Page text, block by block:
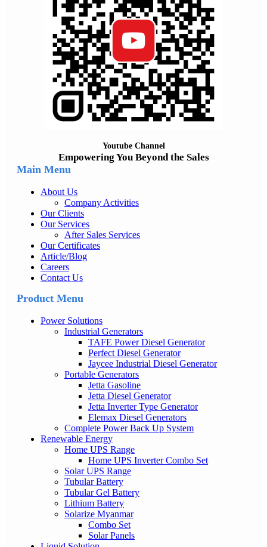
Youtube Channel
Empowering You Beyond the Sales
Main Menu
About Us
Company Activities
Our Clients
Our Services
After Sales Services
Our Certificates
Article/Blog
Careers
Contact Us
Product Menu
Power Solutions
Industrial Generators
TAFE Power Diesel Generator
Perfect Diesel Generator
Jaycee Industrial Diesel Generator
Portable Generators
Jetta Gasoline
Jetta Diesel Generator
Jetta Inverter Type Generator
Elemax Diesel Generators
Complete Power Back Up System
Renewable Energy
Home UPS Range
Home UPS Inverter Combo Set
Solar UPS Range
Tubular Battery
Tubular Gel Battery
Lithium Battery
Solarize Myanmar
Combo Set
Solar Panels